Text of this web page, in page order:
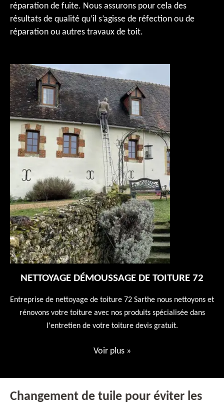
réparation de fuite. Nous assurons pour cela des
résultats de qualité qu’il s’agisse de réfection ou de
réparation ou autres travaux de toit.
NETTOYAGE DÉMOUSSAGE DE TOITURE 72
Entreprise de nettoyage de toiture 72 Sarthe nous nettoyons et
rénovons votre toiture avec nos produits spécialisée dans
l'entretien de votre toiture devis gratuit.
Voir plus »
Changement de tuile pour éviter les